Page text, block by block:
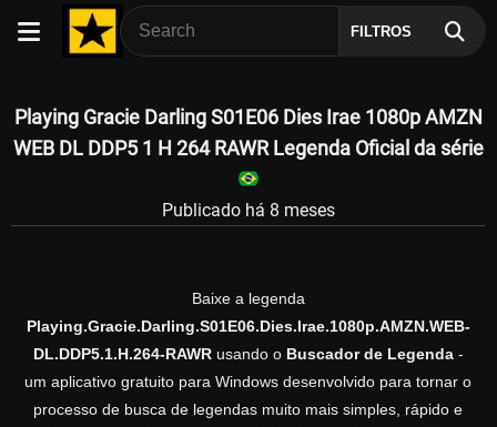
FILTROS
Playing Gracie Darling S01E06 Dies Irae 1080p AMZN
WEB DL DDP5 1 H 264 RAWR Legenda Oficial da série
Publicado há 8 meses
Baixe a legenda
Playing.Gracie.Darling.S01E06.Dies.Irae.1080p.AMZN.WEB-
DL.DDP5.1.H.264-RAWRusando o Buscador de Legenda-
um aplicativo gratuito para Windows desenvolvido para tornar o
processo de busca de legendas muito mais simples, rápido e